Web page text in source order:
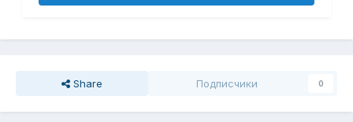
Share Подписчики 0